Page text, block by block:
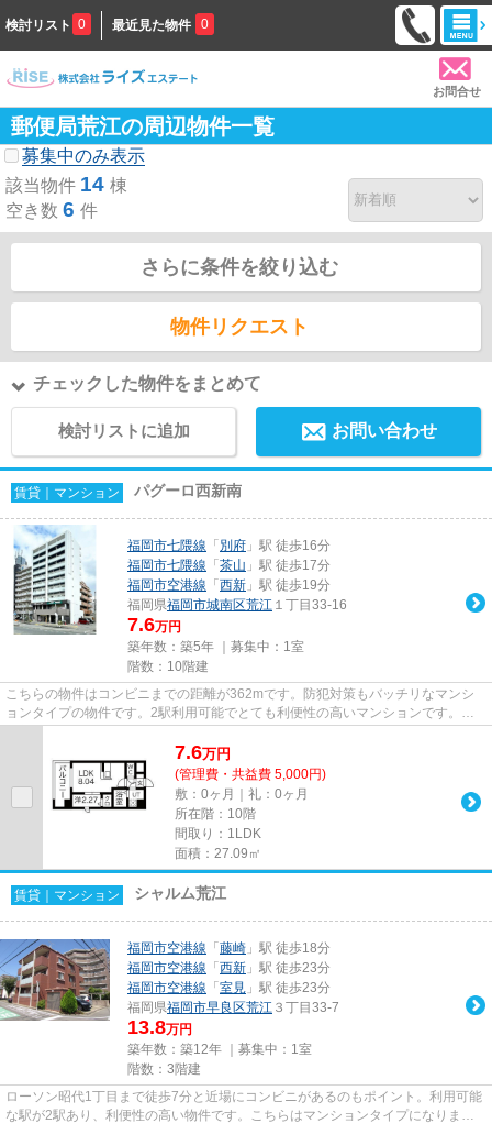
検討リスト 0 最近見た物件 0
お問合せ
郵便局荒江の周辺物件一覧
募集中のみ表示
該当物件 14 棟
空き数 6 件
さらに条件を絞り込む
物件リクエスト
チェックした物件をまとめて
検討リストに追加 お問い合わせ
賃貸｜マンション パグーロ西新南
福岡市七隈線 「 別府 」駅 徒歩16分
福岡市七隈線 「 茶山 」駅 徒歩17分
福岡市空港線 「 西新 」駅 徒歩19分
福岡県福岡市城南区荒江 １丁目33-16
7.6万円
築年数：築5年 ｜募集中： 1室
階数：10階建
こちらの物件はコンビニまでの距離が362mです。防犯対策もバッチリなマンシ
ョンタイプの物件です。2駅利用可能でとても利便性の高いマンションです。共
7.6万円
(管理費・共益費 5,000円)
敷：0ヶ月｜礼：0ヶ月
所在階：10階
間取り：1LDK
面積：27.09㎡
賃貸｜マンション シャルム荒江
福岡市空港線 「 藤崎 」駅 徒歩18分
福岡市空港線 「 西新 」駅 徒歩23分
福岡市空港線 「 室見 」駅 徒歩23分
福岡県福岡市早良区荒江 ３丁目33-7
13.8万円
築年数：築12年 ｜募集中： 1室
階数：3階建
ローソン昭代1丁目まで徒歩7分と近場にコンビニがあるのもポイント。利用可能
な駅が2駅あり、利便性の高い物件です。こちらはマンションタイプになりま